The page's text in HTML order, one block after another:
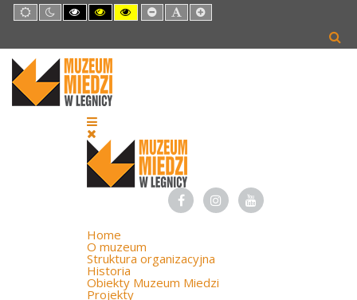
Default
mode
Night
mode
High
Contrast
mode
High
Contrast
mode
High
Contrast
mode
Set
Smaller
Set
Default
Set
Larger
Home
O muzeum
Struktura organizacyjna
Historia
Obiekty Muzeum Miedzi
Projekty